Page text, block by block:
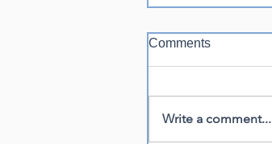
Comments
Write a comment...